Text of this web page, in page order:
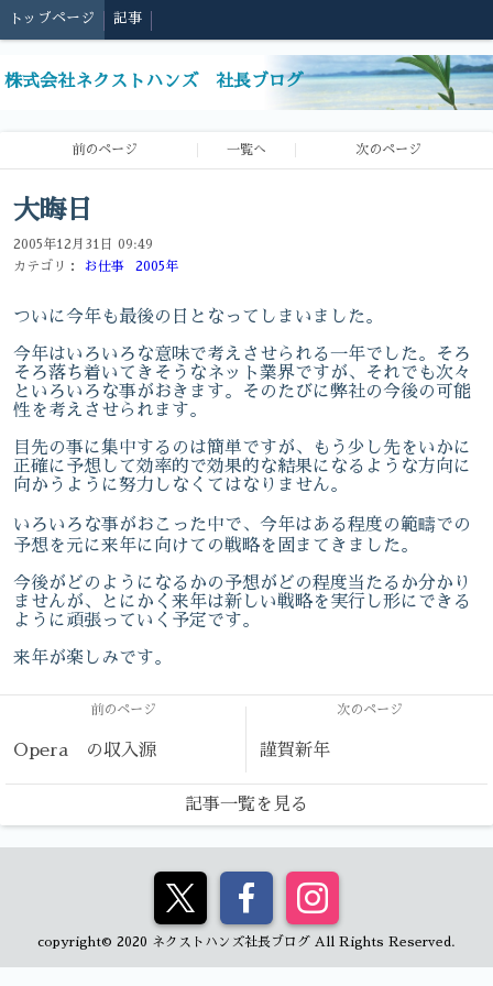
トップページ 記事
株式会社ネクストハンズ 社長ブログ
前のページ 一覧へ 次のページ
大晦日
2005年12月31日 09:49
カテゴリ：
お仕事 2005年
ついに今年も最後の日となってしまいました。
今年はいろいろな意味で考えさせられる一年でした。そろ
そろ落ち着いてきそうなネット業界ですが、それでも次々
といろいろな事がおきます。そのたびに弊社の今後の可能
性を考えさせられます。
目先の事に集中するのは簡単ですが、もう少し先をいかに
正確に予想して効率的で効果的な結果になるような方向に
向かうように努力しなくてはなりません。
いろいろな事がおこった中で、今年はある程度の範疇での
予想を元に来年に向けての戦略を固まてきました。
今後がどのようになるかの予想がどの程度当たるか分かり
ませんが、とにかく来年は新しい戦略を実行し形にできる
ように頑張っていく予定です。
来年が楽しみです。
前のページ
Opera の収入源
次のページ
謹賀新年
記事一覧を見る
copyright© 2020 ネクストハンズ社長ブログ All Rights Reserved.